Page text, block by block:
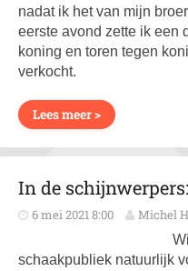
nadat ik het van mijn
eerste avond zette ik een
koning en toren tegen
verkocht.
Lees meer >
In de
6 mei 2021 8:00 Michel
schaakpubliek natuurlijk